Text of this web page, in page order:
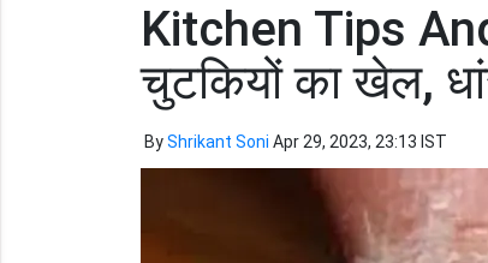
Kitchen Tips
चुटकियों का खेल,
ByShrikant Soni Apr 29, 2023, 23:13 IST